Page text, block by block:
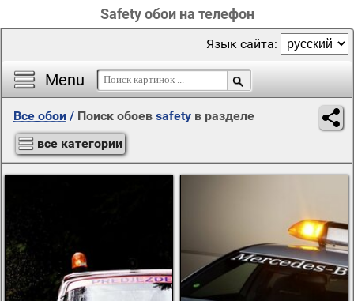
Safety обои на телефон
Menu
Язык сайта:
Все обои / Поиск обоев safety в разделе
все категории